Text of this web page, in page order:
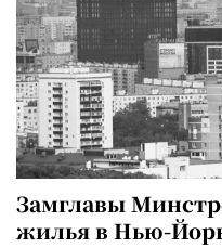
Замглавы
жилья в Нью-